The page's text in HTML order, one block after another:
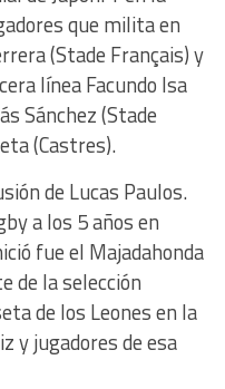
que milita en
(Stade Français) y
línea Facundo Isa
Sánchez (Stade
(Castres).
de Lucas Paulos.
a los 5 años en
fue el Majadahonda
de la selección
de los Leones en la
y jugadores de esa